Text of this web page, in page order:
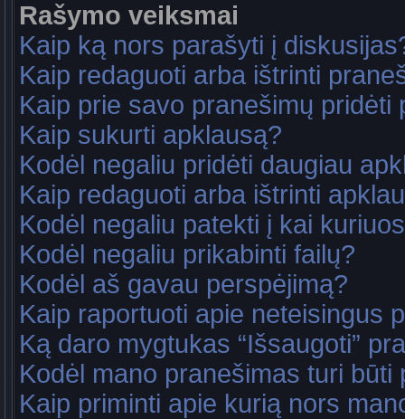
Rašymo veiksmai
Kaip ką nors parašyti į
Kaip redaguoti arba ištrinti
Kaip prie savo pranešimų pridėti
Kaip sukurti apklausą?
Kodėl negaliu pridėti daugiau
Kaip redaguoti arba ištrinti
Kodėl negaliu patekti į kai
Kodėl negaliu prikabinti failų?
Kodėl aš gavau perspėjimą?
Kaip raportuoti apie neteisingus
Ką daro mygtukas “Išsaugoti”
Kodėl mano pranešimas turi būti
Kaip priminti apie kurią nors